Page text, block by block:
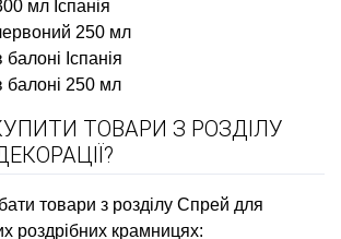
мл Іспанія
250 мл
Іспанія
балоні 250 мл
ТОВАРИ З РОЗДІЛУ
товари з розділу Спрей для
роздрібних крамницях: